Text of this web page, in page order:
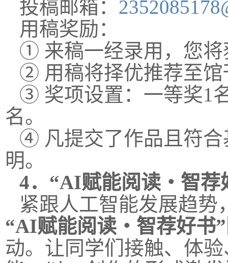
投稿邮箱：
用稿奖励：
① 来稿一经录用，您将
② 用稿将择优推荐至馆
③ 奖项设置：一等奖1
名。
④ 凡提交了作品且符合
明。
4． “AI赋能阅读・智荐
紧跟人工智能发展趋势
“AI赋能阅读・智荐好书
动。让同学们接触、体